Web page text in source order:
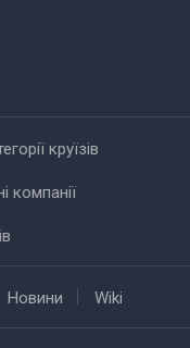
круїзів
компанії
Новини Wiki